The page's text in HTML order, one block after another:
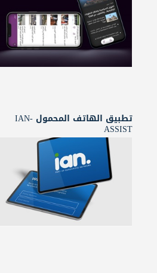
تطبيق الهاتف المحمول IAN-
ASSIST